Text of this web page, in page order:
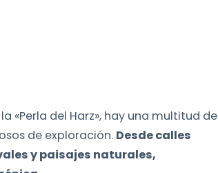
«Perla del Harz», hay una multitud de
de exploración. Desde calles
y paisajes naturales,